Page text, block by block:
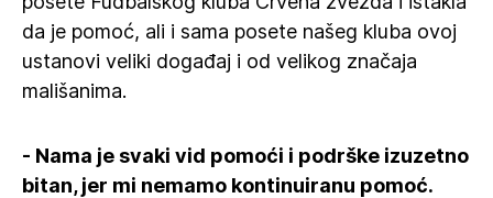
da je pomoć, ali i sama posete našeg kluba ovoj
ustanovi veliki događaj i od velikog značaja
mališanima.
- Nama je svaki vid pomoći i podrške izuzetno
bitan, jer mi nemamo kontinuiranu pomoć.